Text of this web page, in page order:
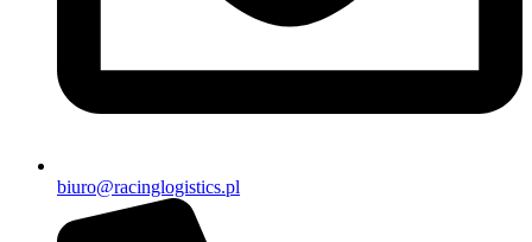
biuro@racinglogistics.pl